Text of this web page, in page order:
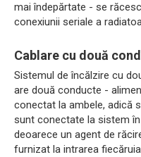
mai îndepărtate - se
conexiunii seriale a
Cablare cu două
Sistemul de încălzire cu
are două conducte -
conectat la ambele, adică
sunt conectate la sistem
deoarece un agent de
furnizat la intrarea